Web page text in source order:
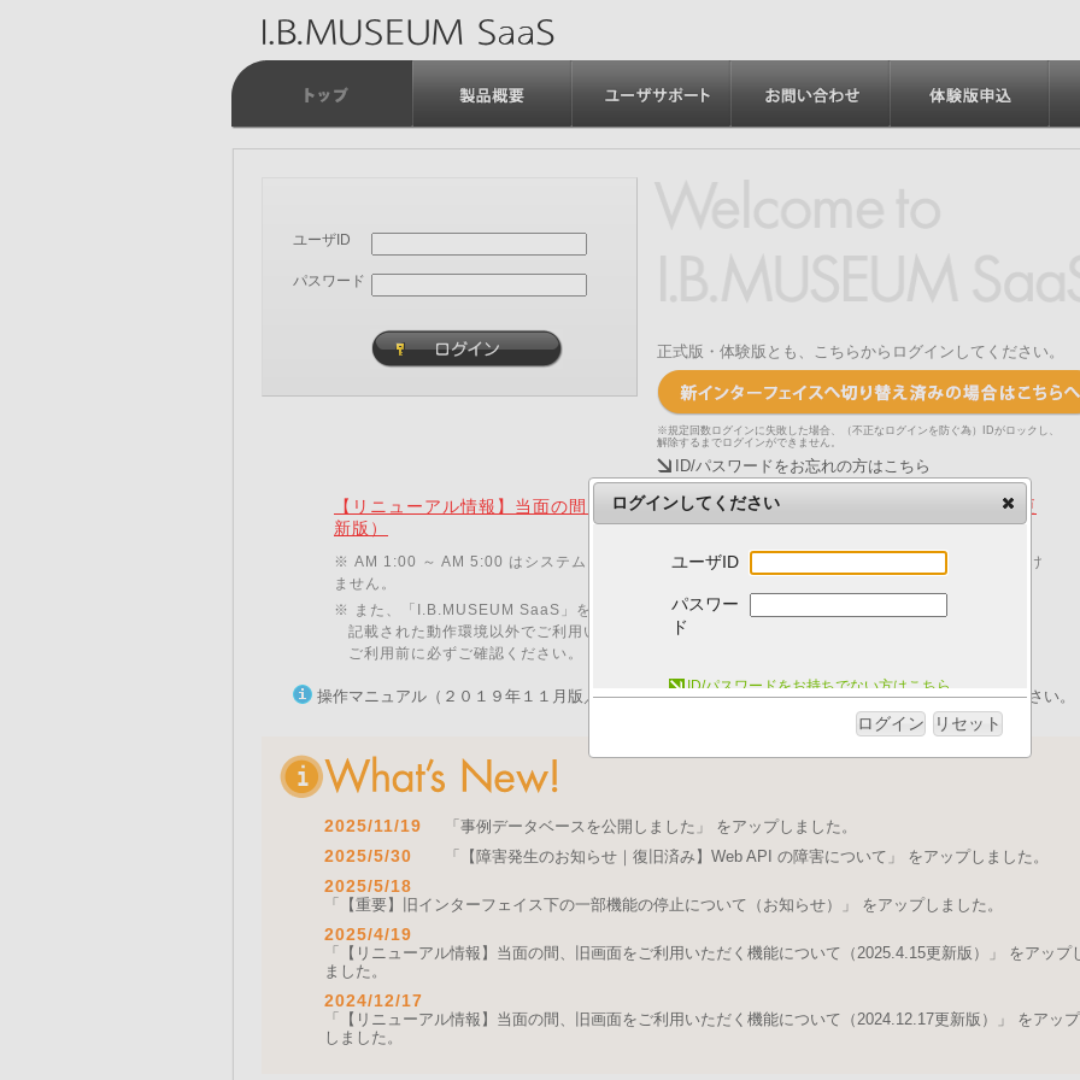
ユーザID
パスワード
正式版・体験版とも、こちらからログインしてください。
※規定回数ログインに失敗した場合、（不正なログインを防ぐ為）IDがロックし、
解除するまでログインができません。
ID/パスワードをお忘れの方はこちら
【リニューアル情報】当面の間、旧画面をご利用いただく機能について（2025.4.15更
新版）
※ AM 1:00 ～ AM 5:00 はシステムメンテナンスのため、「I.B.MUSEUM SaaS」をご利用いただけ
ません。
※ また、「I.B.MUSEUM SaaS」をご利用いただくためには、以下の動作環境が必要です。
記載された動作環境以外でご利用いただいた場合、動作に不具合が発生する可能性がございます。
ご利用前に必ずご確認ください。
操作マニュアル（２０１９年１１月版／pdfファイル）を発行いたしました。ログイン後にご取得ください。
2025/11/19 「事例データベースを公開しました」 をアップしました。
2025/5/30 「【障害発生のお知らせ｜復旧済み】Web API の障害について」 をアップしました。
2025/5/18
「【重要】旧インターフェイス下の一部機能の停止について（お知らせ）」 をアップしました。
2025/4/19
「【リニューアル情報】当面の間、旧画面をご利用いただく機能について（2025.4.15更新版）」 をアップ
ました。
2024/12/17
「【リニューアル情報】当面の間、旧画面をご利用いただく機能について（2024.12.17更新版）」 をアップ
しました。
ログインしてください
ユーザID
パスワー
ド
ID/パスワードをお持ちでない方はこちら
ログイン リセット